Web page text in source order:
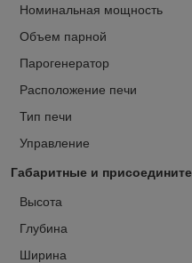
Номинальная мощность
Объем парной
Парогенератор
Расположение печи
Тип печи
Управление
Габаритные и
Высота
Глубина
Ширина